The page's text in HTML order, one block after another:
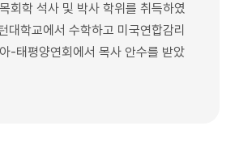
회학 석사 및 박사 학위를 취득하였
대학교에서 수학하고 미국연합감리
-태평양연회에서 목사 안수를 받았